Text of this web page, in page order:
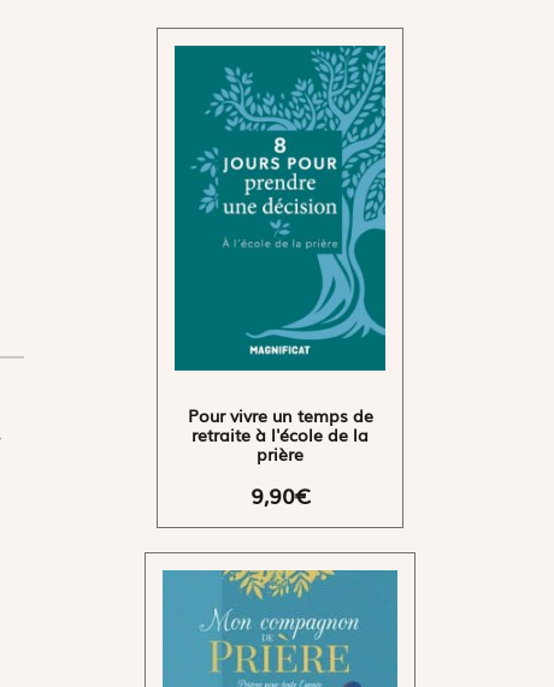
Pour vivre un temps de
retraite à l'école de la
prière
9,90€